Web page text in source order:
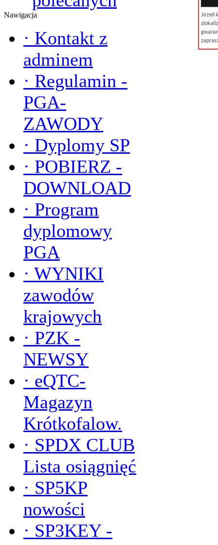
Nawigacja
· Kontakt z
adminem
· Regulamin -
PGA-
ZAWODY
· Dyplomy SP
· POBIERZ -
DOWNLOAD
· Program
dyplomowy
PGA
· WYNIKI
zawodów
krajowych
· PZK -
NEWSY
· eQTC-
Magazyn
Krótkofalow.
· SPDX CLUB
Lista osiągnięć
· SP5KP
nowości
· SP3KEY -